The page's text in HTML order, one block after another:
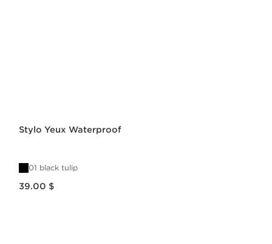
Stylo Yeux Waterproof
01 black tulip
39.00 $